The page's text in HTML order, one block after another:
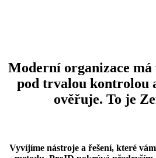
Moderní organizace
pod trvalou kontrolou
ověřuje. To je
Vyvíjíme nástroje a řešení, které